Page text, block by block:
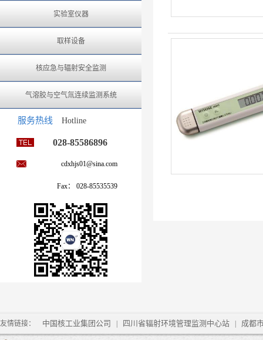
实验室仪器
取样设备
核应急与辐射安全监测
气溶胶与空气氚连续监测系统
服务热线 Hotline
028-85586896
cdxhjs01@sina.com
Fax： 028-85535539
友情链接： 中国核工业集团公司 | 四川省辐射环境管理监测中心站 | 成都